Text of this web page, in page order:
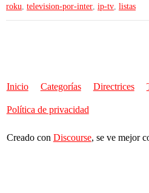
roku, television-por-inter, ip-tv, listas
Inicio Categorías Directrices
Política de privacidad
Creado con Discourse, se ve mejor